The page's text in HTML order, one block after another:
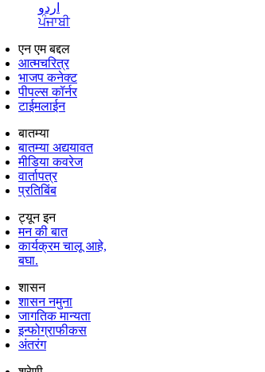
اردو
ਪੰਜਾਬੀ
एन एम बद्दल
आत्मचरित्र
भाजप कनेक्ट
पीपल्स कॉर्नर
टाईमलाईन
बातम्या
बातम्या अद्ययावत
मीडिया कवरेज
वार्तापत्र
प्रतिबिंब
ट्यून इन
मन की बात
कार्यक्रम चालू आहे,
बघा.
शासन
शासन नमुना
जागतिक मान्यता
इन्फोग्राफीकस
अंतरंग